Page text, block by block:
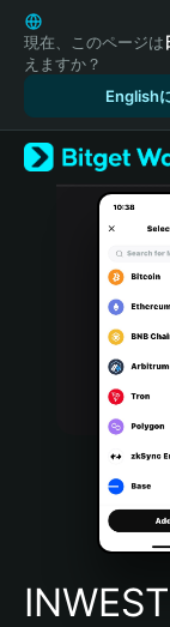
English
日本語
Tiếng Việt
Español
Türkçe
Italiano
Português
Bahasa Indonesia
Português (Brasil)
Español
現在、このページは
えますか？
English